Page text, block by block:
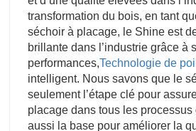
seulement l’étape clé pour
placage dans tous les processus
aussi la base pour améliorer la
prolonger sa durée de vie.
Par
élaboré une série de
Séchoirs à
d’offrir une expérience de
l’entreprise mondiale de
bois
Re ses.